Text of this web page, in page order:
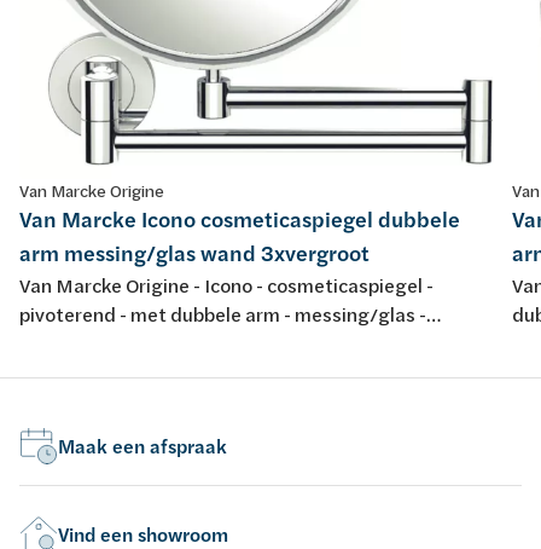
Van Marcke Origine
Van Marcke Icono cosmeticaspiegel dubbele
arm messing/glas wand 3xvergroot
Van Marcke Origine - Icono - cosmeticaspiegel -
pivoterend - met dubbele arm - messing/glas -
Maak een afspraak
Vind een showroom